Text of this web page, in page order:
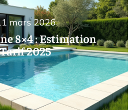
8×4 : Estimation
Tarif 2025
mars 2026